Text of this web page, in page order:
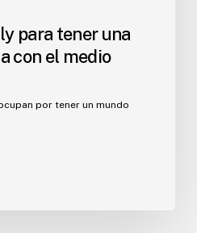
para tener una
con el medio
por tener un mundo